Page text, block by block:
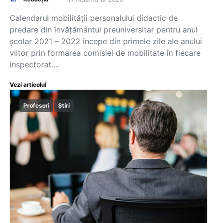
Calendarul mobilității personalului didactic de
predare din învățământul preuniversitar pentru anul
școlar 2021 – 2022 începe din primele zile ale anului
viitor prin formarea comisiei de mobilitate în fiecare
inspectorat.…
Vezi articolul
Profesori Știri